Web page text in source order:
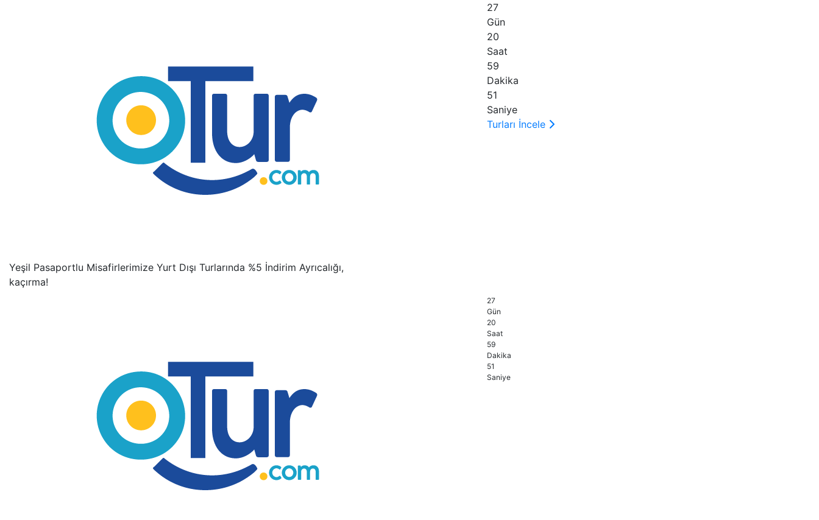
Yeşil Pasaportlu Misafirlerimize Yurt Dışı Turlarında %5 İndirim Ayrıcalığı,
kaçırma!
27
Gün
20
Saat
59
Dakika
50
Saniye
Turları İncele
27
Gün
20
Saat
59
Dakika
50
Saniye